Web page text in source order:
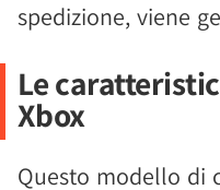
spedizione, viene
Le
Xbox
Questo modello di